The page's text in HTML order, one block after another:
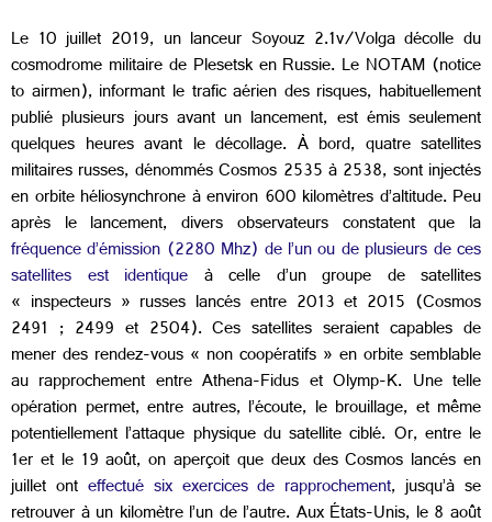
Le 10 juillet 2019, un lanceur Soyouz 2.1v/Volga décolle du
cosmodrome militaire de Plesetsk en Russie. Le NOTAM (notice
to airmen), informant le trafic aérien des risques, habituellement
publié plusieurs jours avant un lancement, est émis seulement
quelques heures avant le décollage. À bord, quatre satellites
militaires russes, dénommés Cosmos 2535 à 2538, sont injectés
en orbite héliosynchrone à environ 600 kilomètres d’altitude. Peu
après le lancement, divers observateurs constatent que la
fréquence d’émission (2280 Mhz) de l’un ou de plusieurs de ces
satellites est identique à celle d’un groupe de satellites
« inspecteurs » russes lancés entre 2013 et 2015 (Cosmos
2491 ; 2499 et 2504). Ces satellites seraient capables de
mener des rendez-vous « non coopératifs » en orbite semblable
au rapprochement entre Athena-Fidus et Olymp-K. Une telle
opération permet, entre autres, l’écoute, le brouillage, et même
potentiellement l’attaque physique du satellite ciblé. Or, entre le
1er et le 19 août, on aperçoit que deux des Cosmos lancés en
juillet ont effectué six exercices de rapprochement, jusqu’à se
retrouver à un kilomètre l’un de l’autre. Aux États-Unis, le 8 août